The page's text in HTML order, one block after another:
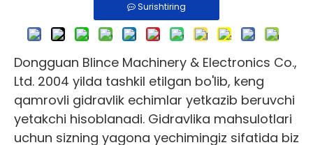
Surishtiring
Dongguan Blince Machinery & Electronics Co.,
Ltd. 2004 yilda tashkil etilgan bo'lib, keng
qamrovli gidravlik echimlar yetkazib beruvchi
yetakchi hisoblanadi. Gidravlika mahsulotlari
uchun sizning yagona yechimingiz sifatida biz